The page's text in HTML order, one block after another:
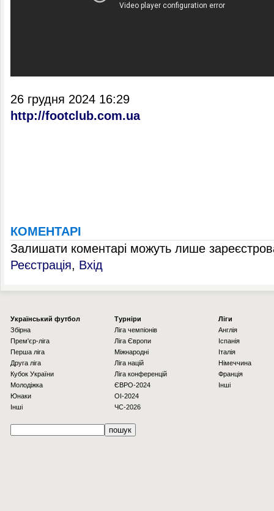
26 грудня 2024 16:29
http://footclub.com.ua
КОМЕНТАРІ
Залишати коментарі можуть лише
Реєстрація, Вхід
Українcький футбол
Збірна
Прем'єр-ліга
Перша ліга
Друга ліга
Кубок України
Молодіжка
Юнаки
Інші
Турніри
Ліга чемпіонів
Ліга Європи
Міжнародні
Ліга націй
Ліга конференцій
ЄВРО-2024
OI-2024
ЧС-2026
Ліги
Англія
Іспанія
Італія
Німеччина
Франція
Інші